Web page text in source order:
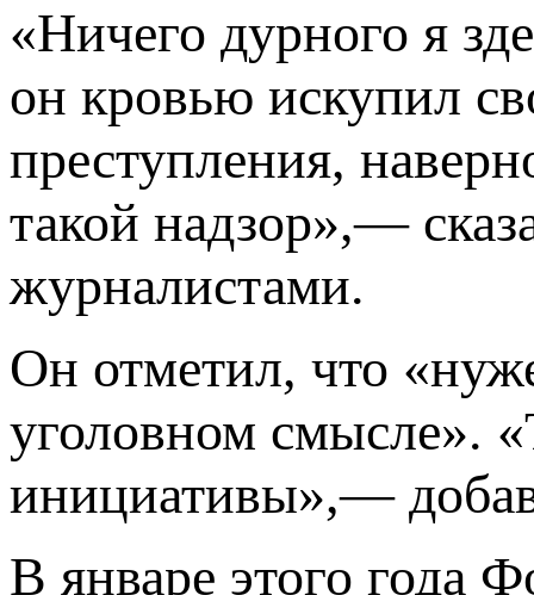
«Ничего дурного я
он кровью искупил
преступления,
такой надзор»,—
журналистами.
Он отметил, что
уголовном смысле».
инициативы»,—
В январе этого года